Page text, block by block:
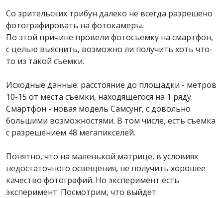
Со зрительских трибун далеко не всегда разрешено
фотографировать на фотокамеры.
По этой причине провели фотосъемку на смартфон,
с целью выяснить, возможно ли получить хоть что-
то из такой съемки.
Исходные данные: расстояние до площадки - метров
10-15 от места съемки, находящегося на 1 ряду.
Смартфон - новая модель Самсунг, с довольно
большими возможностями. В том числе, есть съемка
с разрешением 48 мегапикселей.
Понятно, что на маленькой матрице, в условиях
недостаточного освещения, не получить хорошее
качество фотографий. Но эксперимент есть
эксперимент. Посмотрим, что выйдет.